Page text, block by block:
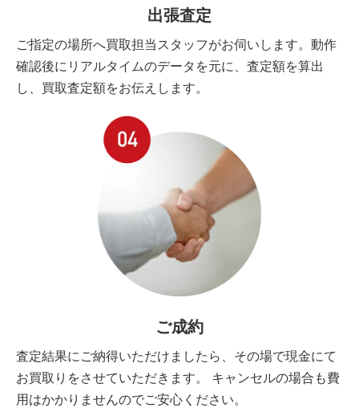
出張査定
ご指定の場所へ買取担当スタッフがお伺いします。動作
確認後にリアルタイムのデータを元に、査定額を算出
し、買取査定額をお伝えします。
ご成約
査定結果にご納得いただけましたら、その場で現金にて
お買取りをさせていただきます。 キャンセルの場合も費
用はかかりませんのでご安心ください。